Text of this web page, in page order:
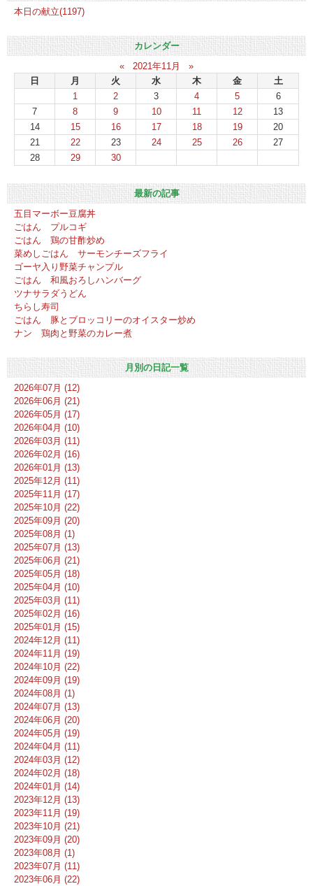
本日の献立(1197)
カレンダー
«
2021年11月
»
日
月 火 水 木 金
土
1
2 3 4 5
6
7
8 9 10 11 12
13
14
15 16 17 18 19
20
21
22 23 24 25 26
27
28
29 30
最新の記事
五目マーボー豆腐丼
ごはん プルコギ
ごはん 鶏の甘酢炒め
菜めしごはん サーモンチーズフライ
ゴーヤ入り野菜チャンプル
ごはん 和風おろしハンバーグ
ツナサラダうどん
ちらし寿司
ごはん 豚とブロッコリーのオイスター炒め
ナン 鶏肉と野菜のカレー煮
月別の日記一覧
2026年07月 (12)
2026年06月 (21)
2026年05月 (17)
2026年04月 (10)
2026年03月 (11)
2026年02月 (16)
2026年01月 (13)
2025年12月 (11)
2025年11月 (17)
2025年10月 (22)
2025年09月 (20)
2025年08月 (1)
2025年07月 (13)
2025年06月 (21)
2025年05月 (18)
2025年04月 (10)
2025年03月 (11)
2025年02月 (16)
2025年01月 (15)
2024年12月 (11)
2024年11月 (19)
2024年10月 (22)
2024年09月 (19)
2024年08月 (1)
2024年07月 (13)
2024年06月 (20)
2024年05月 (19)
2024年04月 (11)
2024年03月 (12)
2024年02月 (18)
2024年01月 (14)
2023年12月 (13)
2023年11月 (19)
2023年10月 (21)
2023年09月 (20)
2023年08月 (1)
2023年07月 (11)
2023年06月 (22)